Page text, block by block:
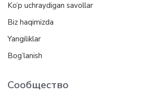
Ko’p uchraydigan savollar
Biz haqimizda
Yangiliklar
Bog’lanish
Сообщество